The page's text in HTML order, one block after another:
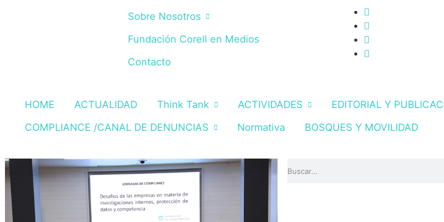
Sobre Nosotros
Fundación Corell en Medios
Contacto
HOME ACTUALIDAD Think Tank ACTIVIDADES
EDITORIAL Y
COMPLIANCE /CANAL DE DENUNCIAS
Normativa BOSQUES Y MOVILIDAD